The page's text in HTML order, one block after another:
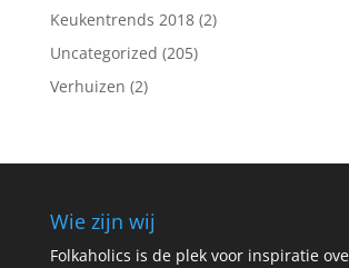
Keukentrends 2018(2)
Uncategorized (205)
Verhuizen (2)
Wie zijn wij
Folkaholics is de plek voor inspiratie